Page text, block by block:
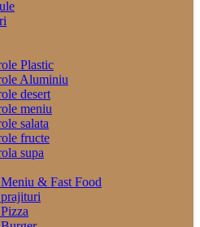
Plastic
Aluminiu
desert
meniu
salata
fructe
supa
& Fast Food